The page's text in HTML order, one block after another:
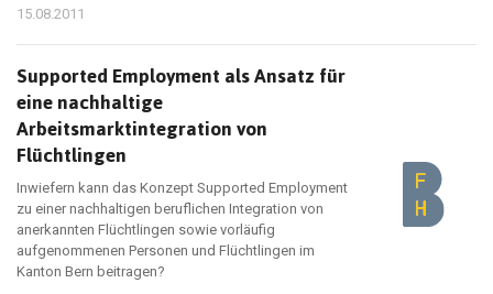
15.08.2011
Supported Employment als Ansatz für
eine nachhaltige
Arbeitsmarktintegration von
Flüchtlingen
Inwiefern kann das Konzept Supported Employment
zu einer nachhaltigen beruflichen Integration von
anerkannten Flüchtlingen sowie vorläufig
aufgenommenen Personen und Flüchtlingen im
Kanton Bern beitragen?